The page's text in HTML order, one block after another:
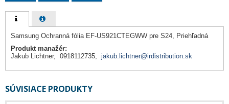
Samsung Ochranná fólia EF-US921CTEGWW pre S24, Priehľadná
Produkt manažér:
Jakub Lichtner, 0918112735, jakub.lichtner@irdistribution.sk
SÚVISIACE PRODUKTY